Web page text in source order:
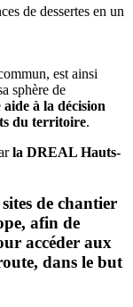
de dessertes en un
est ainsi
sphère de
aide à la décision
du territoire.
la DREAL Hauts-
de chantier
afin de
accéder aux
dans le but